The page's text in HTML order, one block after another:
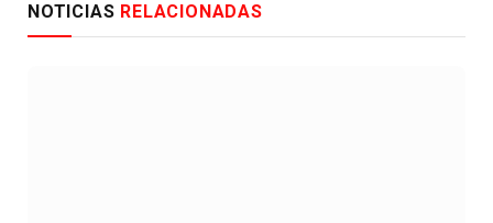
NOTICIAS RELACIONADAS